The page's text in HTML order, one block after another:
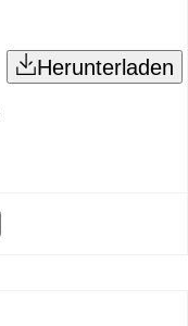
Herunterladen